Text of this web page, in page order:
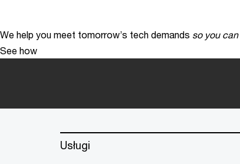
We help you meet tomorrow’s tech demands so you can
See how
Usługi